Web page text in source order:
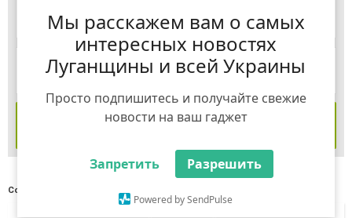
Мы расскажем вам о самых
интересных новостях
Луганщины и всей Украины
Просто подпишитесь и получайте свежие
новости на ваш гаджет
Запретить Разрешить
Powered by SendPulse
ЗНАЙТИ
Сортувати: